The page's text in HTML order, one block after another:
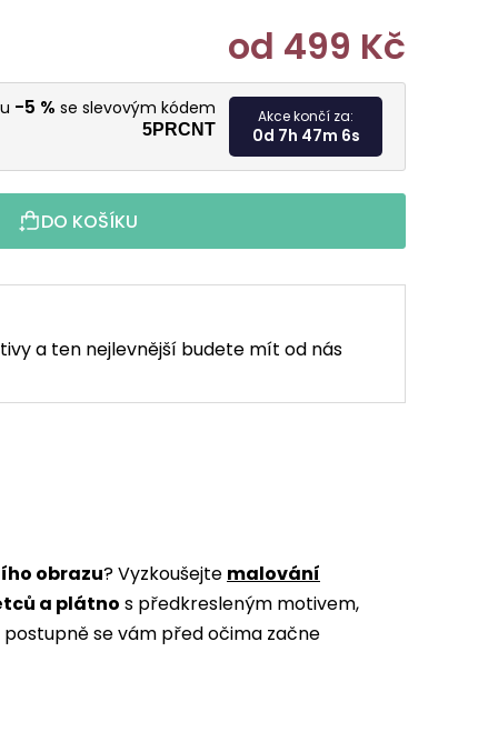
od 499 Kč
Měrná
-5 % se slevovým kódem
5PRCNT
Akce končí za:
0d 7h 47m 5s
DO KOŠÍKU
a ten nejlevnější budete mít od nás
obrazu? Vyzkoušejte malování
a plátno s předkresleným motivem,
se vám před očima začne